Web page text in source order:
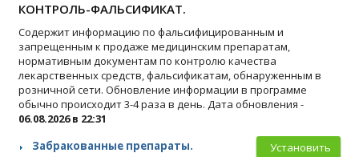
КОНТРОЛЬ-ФАЛЬСИФИКАТ.
Содержит информацию по фальсифицированным и
запрещенным к продаже медицинским препаратам,
нормативным документам по контролю качества
лекарственных средств, фальсификатам, обнаруженным в
розничной сети. Обновление информации в программе
обычно происходит 3-4 раза в день. Дата обновления -
06.08.2026 в 22:31
Установить
Забракованные препараты.